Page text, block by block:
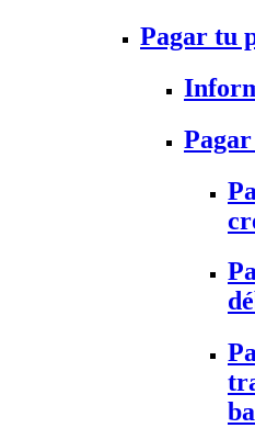
Pagar tu